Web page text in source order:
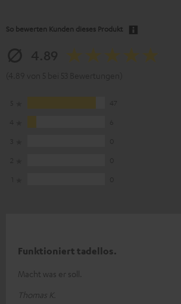
So bewerten Kunden dieses Produkt
Funktioniert tadellos.
Macht was er soll.
Thomas K.